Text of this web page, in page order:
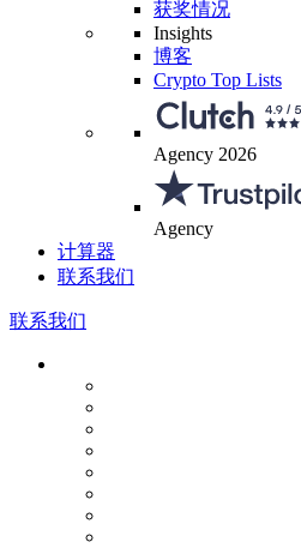
获奖情况
Insights
博客
Crypto Top Lists
Agency 2026
Agency
计算器
联系我们
联系我们